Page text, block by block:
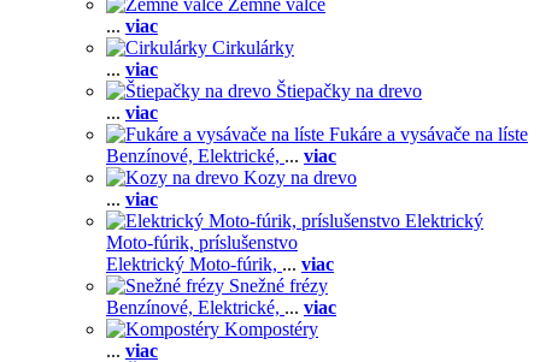
Zemné valce
... viac
Cirkulárky
... viac
Štiepačky na drevo
... viac
Fukáre a vysávače na líste
Benzínové, Elektrické, ... viac
Kozy na drevo
... viac
Elektrický
Moto-fúrik, príslušenstvo
Elektrický Moto-fúrik, ... viac
Snežné frézy
Benzínové, Elektrické, ... viac
Kompostéry
... viac